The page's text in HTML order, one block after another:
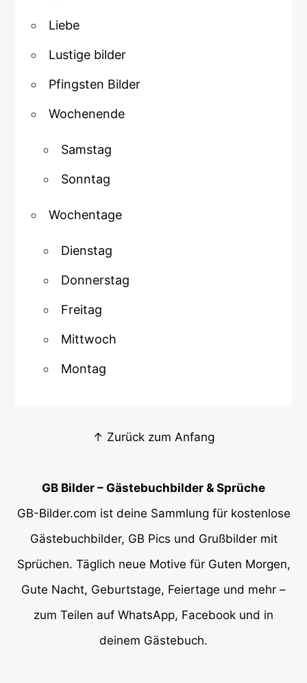
Liebe
Lustige bilder
Pfingsten Bilder
Wochenende
Samstag
Sonntag
Wochentage
Dienstag
Donnerstag
Freitag
Mittwoch
Montag
↑ Zurück zum Anfang
GB Bilder – Gästebuchbilder & Sprüche
GB-Bilder.com ist deine Sammlung für kostenlose
Gästebuchbilder, GB Pics und Grußbilder mit
Sprüchen. Täglich neue Motive für Guten Morgen,
Gute Nacht, Geburtstage, Feiertage und mehr –
zum Teilen auf WhatsApp, Facebook und in
deinem Gästebuch.